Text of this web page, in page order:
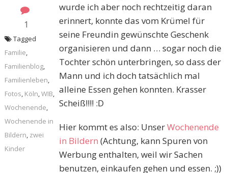
1
wurde ich aber noch rechtzeitig daran
erinnert, konnte das vom Krümel für
seine Freundin gewünschte Geschenk
organisieren und dann … sogar noch die
Tochter schön unterbringen, so dass der
Mann und ich doch tatsächlich mal
alleine Essen gehen konnten. Krasser
Scheiß!!!! :D
Hier kommt es also: UnserWochenende
in Bildern (Achtung, kann Spuren von
Werbung enthalten, weil wir Sachen
benutzen, einkaufen gehen und essen. ;))
Tagged
Familie,
Familienblog,
Familienleben,
Fotos, Köln,WIB,
Wochenende,
Wochenende in
Bildern, zwei
Kinder